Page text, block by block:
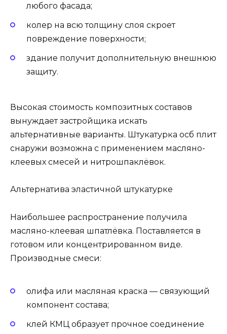
любого фасада;
колер на всю толщину слоя скроет
повреждение поверхности;
здание получит дополнительную внешнюю
защиту.
Высокая стоимость композитных составов
вынуждает застройщика искать
альтернативные варианты. Штукатурка осб плит
снаружи возможна с применением масляно-
клеевых смесей и нитрошпаклёвок.
Альтернатива эластичной штукатурке
Наибольшее распространение получила
масляно-клеевая шпатлёвка. Поставляется в
готовом или концентрированном виде.
Производные смеси:
олифа или масляная краска — связующий
компонент состава;
клей КМЦ образует прочное соединение